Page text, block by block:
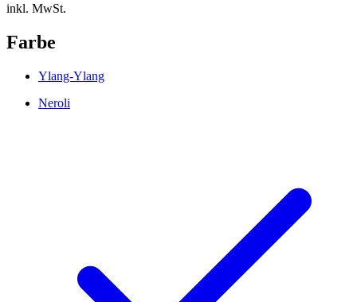
inkl. MwSt.
Farbe
Ylang-Ylang
Neroli